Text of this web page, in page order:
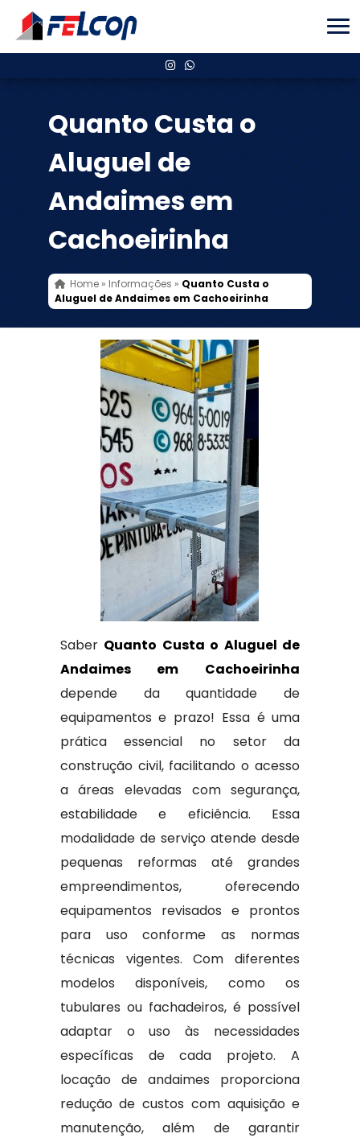
Quanto Custa o
Aluguel de
Andaimes em
Cachoeirinha
Home» Informações » Quanto Custa o
Aluguel de Andaimes em Cachoeirinha
Saber Quanto Custa o Aluguel de
Andaimes em Cachoeirinha
depende da quantidade de
equipamentos e prazo! Essa é uma
prática essencial no setor da
construção civil, facilitando o acesso
a áreas elevadas com segurança,
estabilidade e eficiência. Essa
modalidade de serviço atende desde
pequenas reformas até grandes
empreendimentos, oferecendo
equipamentos revisados e prontos
para uso conforme as normas
técnicas vigentes. Com diferentes
modelos disponíveis, como os
tubulares ou fachadeiros, é possível
adaptar o uso às necessidades
específicas de cada projeto. A
locação de andaimes proporciona
redução de custos com aquisição e
manutenção, além de garantir